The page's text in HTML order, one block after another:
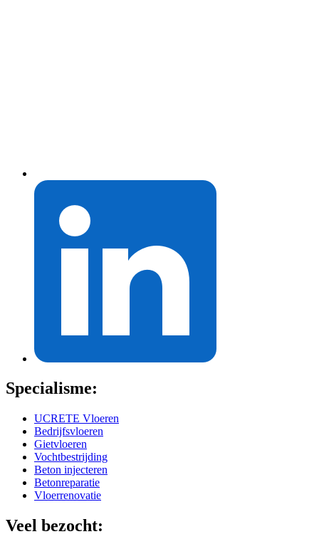
Specialisme:
UCRETE Vloeren
Bedrijfsvloeren
Gietvloeren
Vochtbestrijding
Beton injecteren
Betonreparatie
Vloerrenovatie
Veel bezocht: